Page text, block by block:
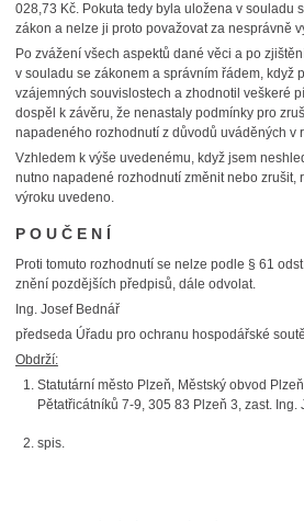
028,73 Kč. Pokuta tedy byla uložena v souladu
zákon a nelze ji proto považovat za nesprávně
Po zvážení všech aspektů dané věci a po
v souladu se zákonem a správním řádem, když
vzájemných souvislostech a zhodnotil veškeré
dospěl k závěru, že nenastaly podmínky pro
napadeného rozhodnutí z důvodů uváděných v
Vzhledem k výše uvedenému, když jsem
nutno napadené rozhodnutí změnit nebo zrušit,
výroku uvedeno.
P O U Č E N Í
Proti tomuto rozhodnutí se nelze podle § 61
znění pozdějších předpisů, dále odvolat.
Ing. Josef Bednář
předseda Úřadu pro ochranu hospodářské
Obdrží:
Statutární město Plzeň, Městský obvod
Pětatřicátníků 7-9, 305 83 Plzeň 3, zast.
spis.